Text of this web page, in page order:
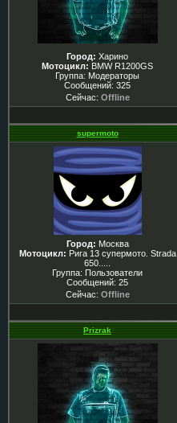
Город: Харино
Мотоцикл: BMW R1200GS
Группа: Модераторы
Сообщений: 325
Сейчас: Offline
supermoto
Город: Москва
Мотоцикл: Рига 13 супермото. Strada
650.....
Группа: Пользователи
Сообщений: 25
Сейчас: Offline
Prizrak